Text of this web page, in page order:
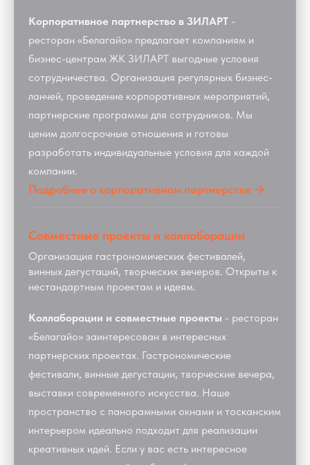
Корпоративное партнерство в ЗИЛАРТ -
ресторан «Белагайо» предлагает компаниям и
бизнес-центрам ЖК ЗИЛАРТ выгодные условия
сотрудничества. Организация регулярных бизнес-
ланчей, проведение корпоративных мероприятий,
партнерские программы для сотрудников. Мы
ценим долгосрочные отношения и готовы
разработать индивидуальные условия для каждой
компании.
Подробнее о корпоративном партнерстве →
Совместные проекты и коллаборации
Организация гастрономических фестивалей,
винных дегустаций, творческих вечеров. Открыты к
нестандартным проектам и идеям.
Коллаборации и совместные проекты - ресторан
«Белагайо» заинтересован в интересных
партнерских проектах. Гастрономические
фестивали, винные дегустации, творческие вечера,
выставки современного искусства. Наше
пространство с панорамными окнами и тосканским
интерьером идеально подходит для реализации
креативных идей. Если у вас есть интересное